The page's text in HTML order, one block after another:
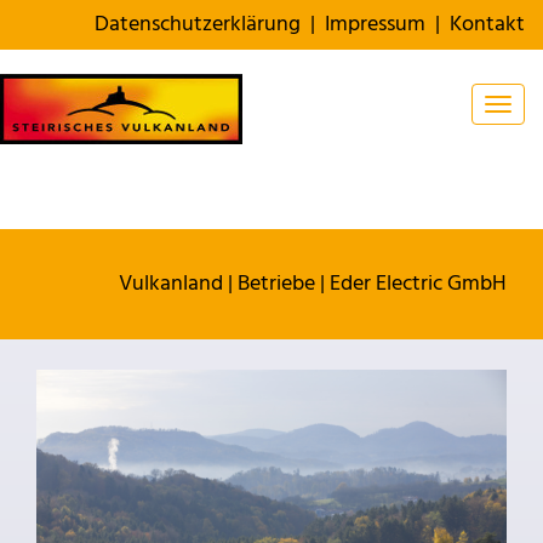
Datenschutzerklärung | Impressum | Kontakt
Vulkanland | Betriebe| Eder Electric GmbH